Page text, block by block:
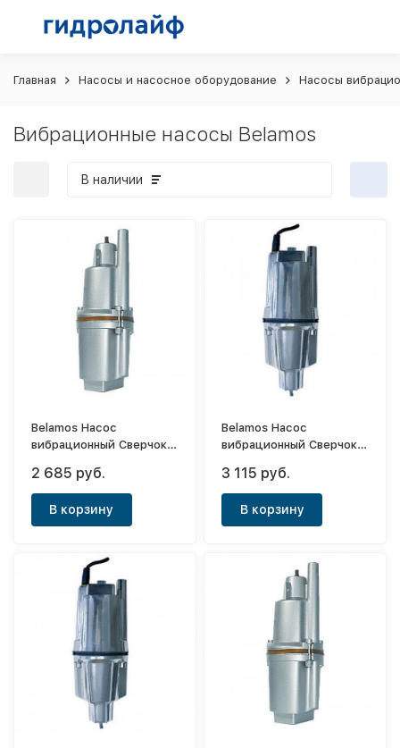
Главная Насосы и насосное оборудование Насосы
Вибрационные насосы Belamos
В наличии
Belamos Насос
вибрационный Сверчок
забор воды)
2 685 руб.
В корзину
Belamos Насос
вибрационный Сверчок
забор воды)
3 115 руб.
В корзину